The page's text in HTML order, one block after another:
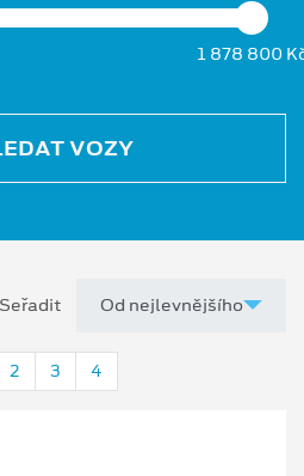
1 878 800
VOZY
Seřadit
2 3 4